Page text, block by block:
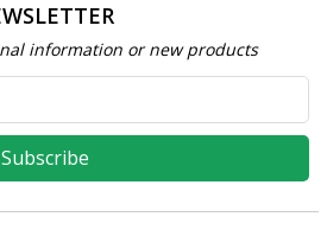
information or new products
Subscribe